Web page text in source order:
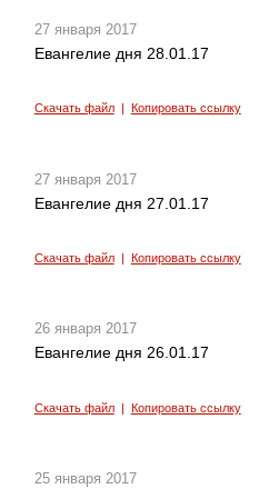
27 января 2017
Евангелие дня 28.01.17
Скачать файл| Копировать ссылку
27 января 2017
Евангелие дня 27.01.17
Скачать файл| Копировать ссылку
26 января 2017
Евангелие дня 26.01.17
Скачать файл| Копировать ссылку
25 января 2017